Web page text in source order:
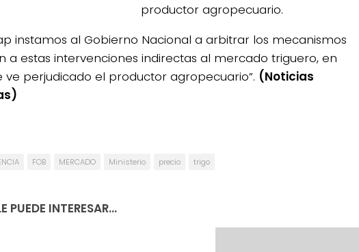
productor agropecuario.
instamos al Gobierno Nacional a arbitrar los mecanismos
a estas intervenciones indirectas al mercado triguero, en
ve perjudicado el productor agropecuario”. (Noticias
FOB MERCADO Ministerio precio trigo
PUEDE INTERESAR...